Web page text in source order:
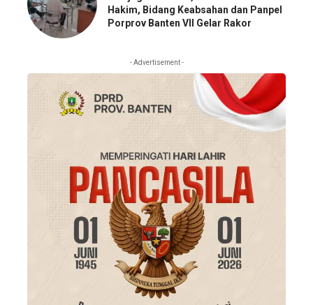
Hakim, Bidang Keabsahan dan Panpel
Porprov Banten VII Gelar Rakor
- Advertisement -